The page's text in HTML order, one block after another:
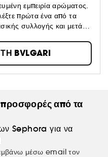
εμπειρία αρώματος.
πρώτα ένα από τα
συλλογής και μετά
προσωπική πινελιά."
BVLGARI
προσφορές από τα
Sephora για να
μέσω email τον